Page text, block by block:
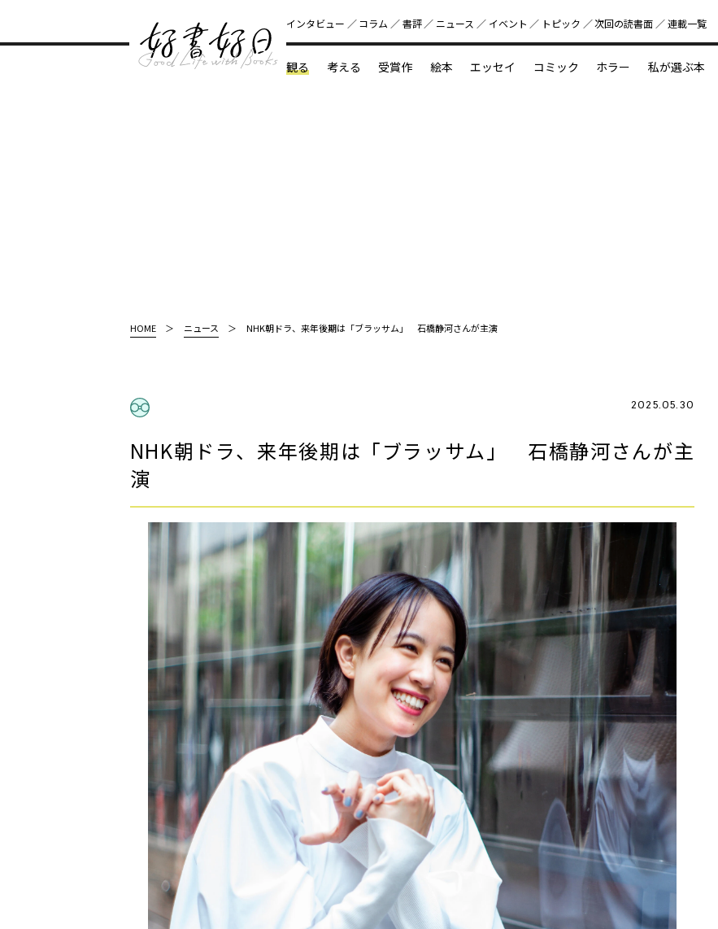
好書好日
インタビュー コラム 書評 ニュース イベント トピック 次回の読書⾯ 連載一覧
観る 考える 受賞作 絵本 エッセイ コミック ホラー 私が選ぶ本
HOME ニュース NHK朝ドラ、来年後期は「ブラッサム」 石橋静河さんが主演
2025.05.30
NHK朝ドラ、来年後期は「ブラッサム」 石橋静河さんが主
演